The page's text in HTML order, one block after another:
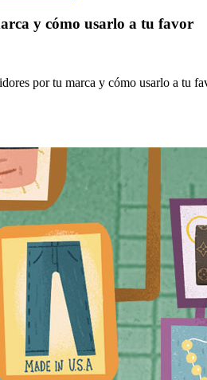
y cómo usarlo a tu favor
por tu marca y cómo usarlo a tu